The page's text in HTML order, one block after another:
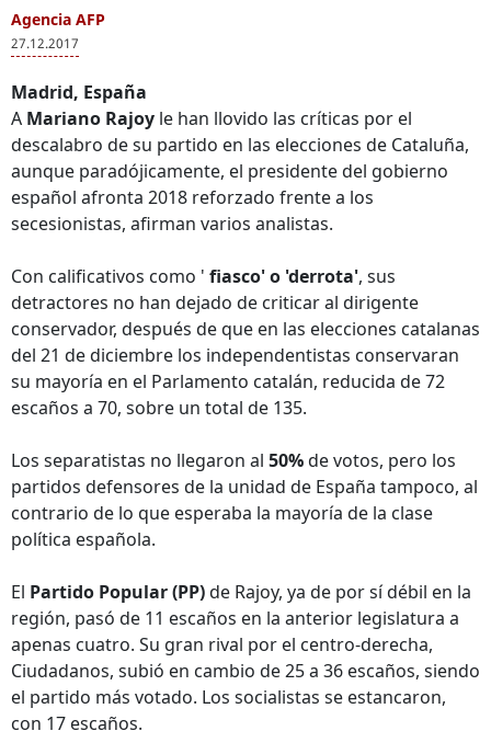
Agencia AFP
27.12.2017
Madrid, España
A Mariano Rajoy le han llovido las críticas por el
descalabro de su partido en las elecciones de Cataluña,
aunque paradójicamente, el presidente del gobierno
español afronta 2018 reforzado frente a los
secesionistas, afirman varios analistas.
Con calificativos como ' fiasco' o 'derrota', sus
detractores no han dejado de criticar al dirigente
conservador, después de que en las elecciones catalanas
del 21 de diciembre los independentistas conservaran
su mayoría en el Parlamento catalán, reducida de 72
escaños a 70, sobre un total de 135.
Los separatistas no llegaron al 50%de votos, pero los
partidos defensores de la unidad de España tampoco, al
contrario de lo que esperaba la mayoría de la clase
política española.
El Partido Popular (PP)de Rajoy, ya de por sí débil en la
región, pasó de 11 escaños en la anterior legislatura a
apenas cuatro. Su gran rival por el centro-derecha,
Ciudadanos, subió en cambio de 25 a 36 escaños, siendo
el partido más votado. Los socialistas se estancaron,
con 17 escaños.